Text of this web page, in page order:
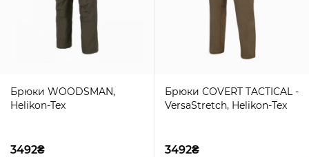
Брюки WOODSMAN,
Helikon-Tex
3492₴
Брюки COVERT TACTICAL -
VersaStretch, Helikon-Tex
3492₴